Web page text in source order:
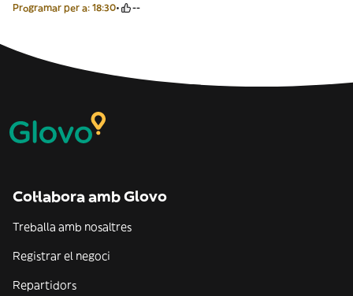
Programar per a: 18:30 --
Col·labora amb Glovo
Treballa amb nosaltres
Registrar el negoci
Repartidors